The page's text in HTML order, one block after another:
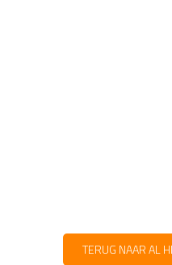
TERUG NAAR AL